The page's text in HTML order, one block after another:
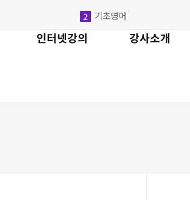
2 기초영어
3
김외국
인터넷강의 강사소개